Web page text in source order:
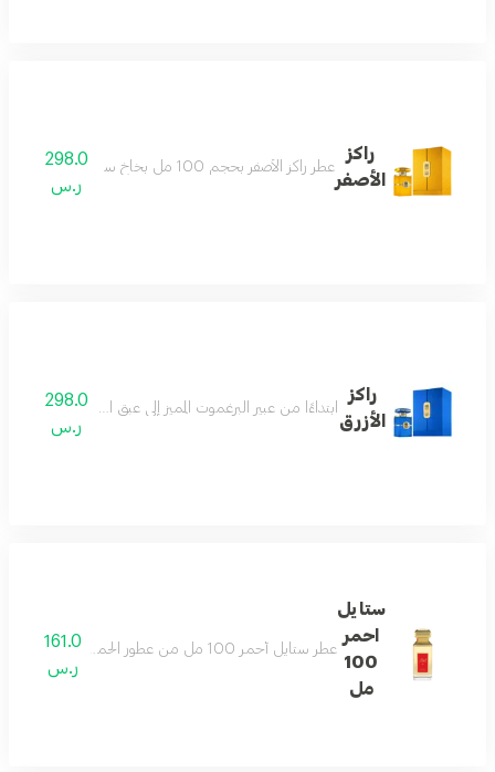
راكز
الأصفر
عطر راكز الأصفر بحجم 100 مل بخاخ سحر الأصالة والتميز بمكوناته المذهلة ابتداءً من مقدمته التي تتكون الهيل وجوزة الطيب حتى نعومة الياسمين واخيراً يتبعهم طيف من المسك والعنبر ليأخذك إلى رحلة عبيرها لا ينسى الهرم العطري مقدمة العطر جوزة الطيب والهيل مع الليمون وزهرة اليلانج قلب العطر الفواكه الحمراء و الباتشولي مع الياسمين
298.0
ر.س
راكز
الأزرق
ابتداءًا من عبير البرغموت المميز إلى عبق البخور الآسر
298.0
ر.س
ستايل
احمر
100
مل
عطر ستايل أحمر 100 مل من عطور الحمضيات المنعشة التي تمتاز بالثبات وجمال الرائحة حيث يتكون من مقدمة العطر الليمون و البارغموت قلب العطر الياسمين و زهرة البنفسج مع الورد قاعدة العطر خشب الصندل و الباتشولي مع العود
161.0
ر.س